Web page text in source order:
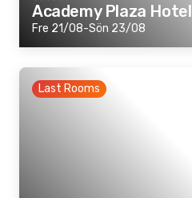
Academy Plaza Hotel
Fre 21/08-Sön 23/08
Last Rooms